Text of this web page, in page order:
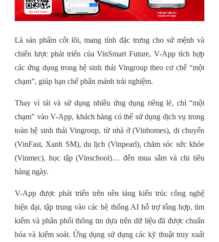
Là sản phẩm cốt lõi, mang tính đặc trưng cho sứ mệnh và
chiến lược phát triển của VinSmart Future, V-App tích hợp
các ứng dụng trong hệ sinh thái Vingroup theo cơ chế “một
chạm”, giúp hạn chế phân mảnh trải nghiệm.
Thay vì tải và sử dụng nhiều ứng dụng riêng lẻ, chỉ “một
chạm” vào V-App, khách hàng có thể sử dụng dịch vụ trong
toàn hệ sinh thái Vingroup, từ nhà ở (Vinhomes), di chuyển
(VinFast, Xanh SM), du lịch (Vinpearl), chăm sóc sức khỏe
(Vinmec), học tập (Vinschool)… đến mua sắm và chi tiêu
hàng ngày.
V-App được phát triển trên nền tảng kiến trúc công nghệ
hiện đại, tập trung vào các hệ thống AI hỗ trợ tổng hợp, tìm
kiếm và phân phối thông tin dựa trên dữ liệu đã được chuẩn
hóa và kiểm soát. Ứng dụng sử dụng các kỹ thuật truy xuất